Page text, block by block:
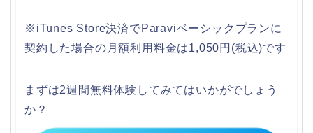
※iTunes Store決済でParaviベーシックプランに
契約した場合の 月額利用料金は1,050円(税込)です
まずは2週間無料体験してみてはいかがでしょう
か？